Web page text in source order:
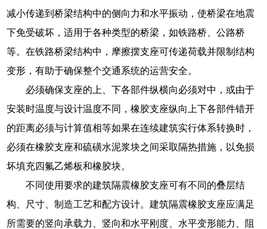
减小传递到桥梁结构中的侧向力和水平振动，使桥梁在地震
下免受破坏，适用于各种类型的桥梁，如铁路桥、公路桥
等。在铁路桥梁结构中，摩擦摆支座可传递荷载并限制结构
变形，有助于确保整个交通系统的运营安全。
必须确保支座的上、下各部件纵横向必须对中，或由于
安装时温度与设计温度不同，橡胶支座纵向上下各部件错开
的距离必须与计算值相等如果在连续建筑实行体系转换时，
必须在橡胶支座和硫磺水泥浆块之间采取隔热措施，以免损
坏填充四氟乙烯板和橡胶块。
不同使用要求的建筑隔震橡胶支座可有不同的叠层结
构、尺寸、制造工艺和配方设计。建筑隔震橡胶支座应满足
所需要的竖向承载力、竖向和水平刚度、水平变形能力、阻